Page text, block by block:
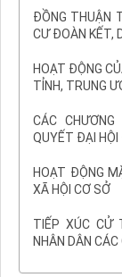
ĐỒNG THUẬN
CƯ ĐOÀN KẾT,
HOẠT ĐỘNG
TỈNH, TRUNG
CÁC
QUYẾT ĐẠI
HOẠT ĐỘNG
XÃ HỘI CƠ SỞ
TIẾP XÚC CỬ
NHÂN DÂN CÁC